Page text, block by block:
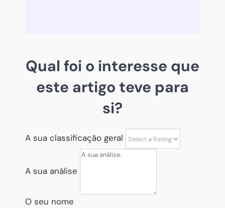
que
faço
Qual foi o interesse que
este artigo teve para
si?
A sua classificação geral
A sua análise
O seu nome